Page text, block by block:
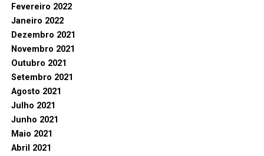
Fevereiro 2022
Janeiro 2022
Dezembro 2021
Novembro 2021
Outubro 2021
Setembro 2021
Agosto 2021
Julho 2021
Junho 2021
Maio 2021
Abril 2021